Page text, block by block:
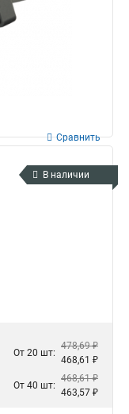
Сравнить
В наличии
От 20 шт:
478,69 ₽
468,61 ₽
От 40 шт:
468,61 ₽
463,57 ₽